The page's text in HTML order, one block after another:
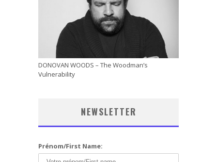
DONOVAN WOODS – The Woodman’s
Vulnerability
NEWSLETTER
Prénom/First Name: